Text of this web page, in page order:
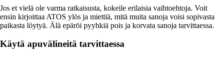
Jos et vielä ole varma ratkaisusta, kokeile erilaisia vaihtoehtoja. Voit
ensin kirjoittaa ATOS ylös ja miettiä, mitä muita sanoja voisi sopivasta
paikasta löytyä. Älä epäröi pyyhkiä pois ja korvata sanoja tarvittaessa.
Käytä apuvälineitä tarvittaessa